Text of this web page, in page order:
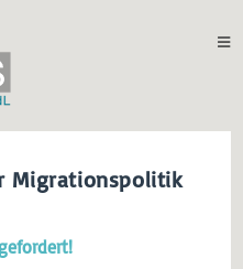
Migrationspolitik